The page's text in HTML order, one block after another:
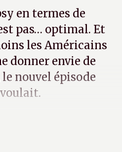
en termes de
pas… optimal. Et
les Américains
donner envie de
le nouvel épisode